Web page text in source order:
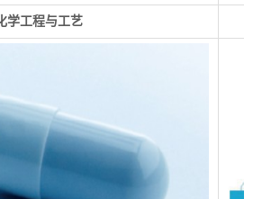
学工程与工艺